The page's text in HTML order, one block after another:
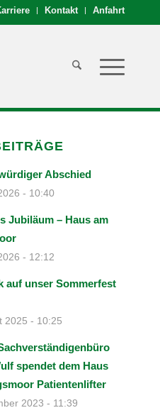
Kontakt Anfahrt
Abschied
- 10:40
Jubiläum – Haus am
- 12:12
auf unser Sommerfest
2025 - 10:25
spendet dem Haus
Patientenlifter
2023 - 11:39